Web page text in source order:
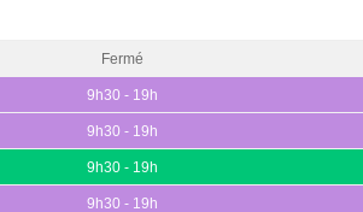
Fermé
9h30 - 19h
9h30 - 19h
9h30 - 19h
9h30 - 19h